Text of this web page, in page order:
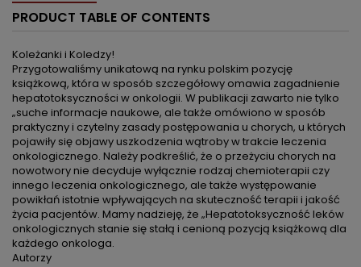
PRODUCT TABLE OF CONTENTS
Koleżanki i Koledzy!
Przygotowaliśmy unikatową na rynku polskim pozycję
książkową, która w sposób szczegółowy omawia zagadnienie
hepatotoksyczności w onkologii. W publikacji zawarto nie tylko
„suche informacje naukowe, ale także omówiono w sposób
praktyczny i czytelny zasady postępowania u chorych, u których
pojawiły się objawy uszkodzenia wątroby w trakcie leczenia
onkologicznego. Należy podkreślić, że o przeżyciu chorych na
nowotwory nie decyduje wyłącznie rodzaj chemioterapii czy
innego leczenia onkologicznego, ale także występowanie
powikłań istotnie wpływających na skuteczność terapii i jakość
życia pacjentów. Mamy nadzieję, że „Hepatotoksyczność leków
onkologicznych stanie się stałą i cenioną pozycją książkową dla
każdego onkologa.
Autorzy